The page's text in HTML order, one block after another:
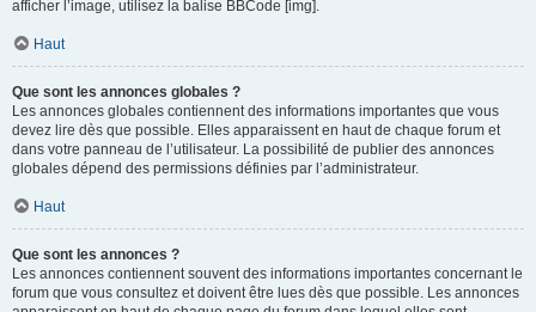
afficher l’image, utilisez la balise BBCode [img].
Haut
Que sont les annonces globales ?
Les annonces globales contiennent des informations importantes que vous
devez lire dès que possible. Elles apparaissent en haut de chaque forum et
dans votre panneau de l’utilisateur. La possibilité de publier des annonces
globales dépend des permissions définies par l’administrateur.
Haut
Que sont les annonces ?
Les annonces contiennent souvent des informations importantes concernant le
forum que vous consultez et doivent être lues dès que possible. Les annonces